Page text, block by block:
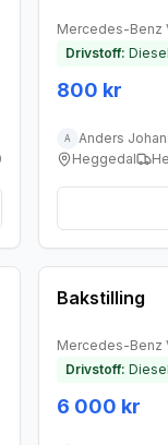
Mercedes-Benz
Drivstoff: Diesel
800 kr
A
Anders
Heggedal
Bakstilling
Mercedes-Benz
Drivstoff: Diesel
6 000 kr